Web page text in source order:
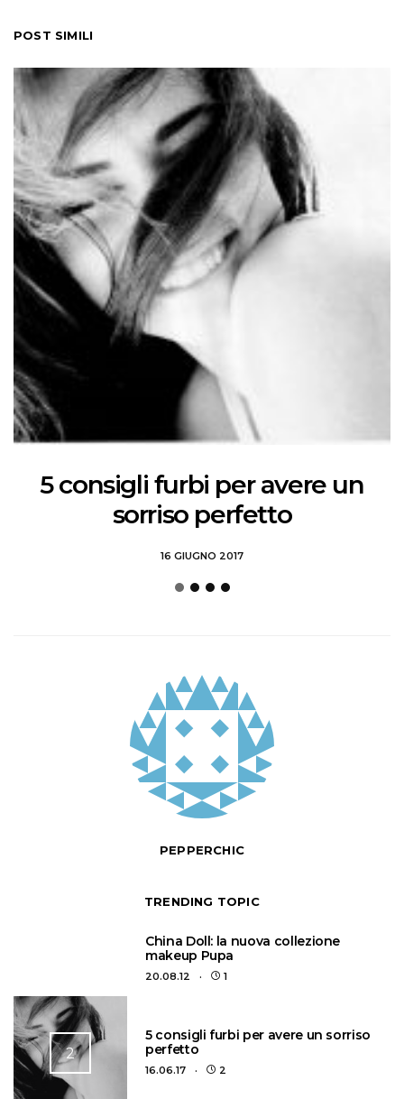
POST SIMILI
5 consigli furbi per avere un
sorriso perfetto
16 GIUGNO 2017
PEPPERCHIC
TRENDING TOPIC
China Doll: la nuova collezione
makeup Pupa
20.08.12 1
2
5 consigli furbi per avere un sorriso
perfetto
16.06.17 2